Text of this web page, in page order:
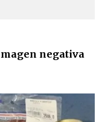
negativa